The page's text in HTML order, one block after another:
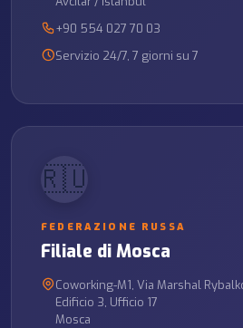
+90 554 027 70 03
Servizio 24/7, 7 giorni su 7
🇷🇺
FEDERAZIONE RUSSA
Filiale di Mosca
Coworking-M1, Via Marshal
Edificio 3, Ufficio 17
Mosca